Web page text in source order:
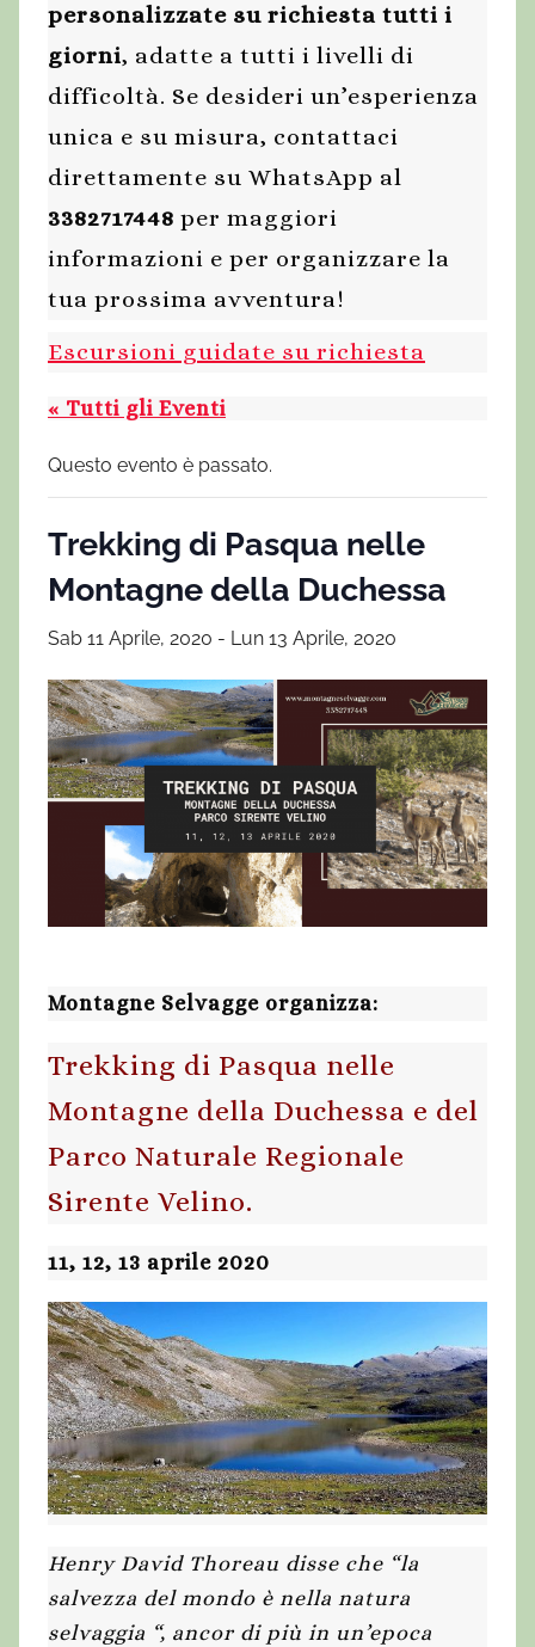
personalizzate su richiesta tutti i
giorni, adatte a tutti i livelli di
difficoltà. Se desideri un’esperienza
unica e su misura, contattaci
direttamente su WhatsApp al
3382717448 per maggiori
informazioni e per organizzare la
tua prossima avventura!
Escursioni guidate su richiesta
« Tutti gli Eventi
Questo evento è passato.
Trekking di Pasqua nelle
Montagne della Duchessa
Sab 11 Aprile, 2020 - Lun 13 Aprile, 2020
Montagne Selvagge organizza:
Trekking di Pasqua nelle
Montagne della Duchessa e del
Parco Naturale Regionale
Sirente Velino.
11, 12, 13 aprile 2020
Henry David Thoreau disse che “la
salvezza del mondo è nella natura
selvaggia “, ancor di più in un’epoca